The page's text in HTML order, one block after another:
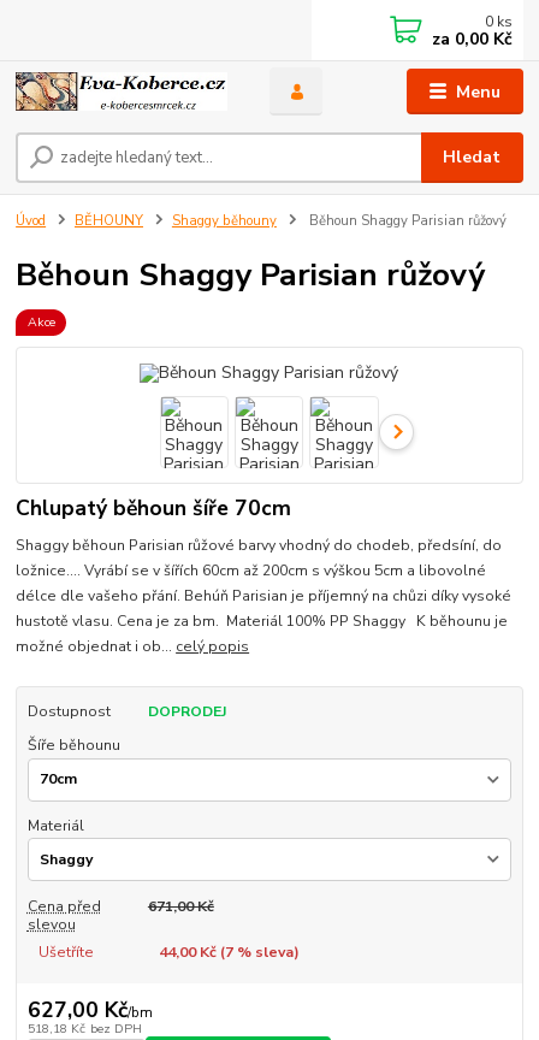
Menu
Hledat
0 ks
za 0,00 Kč
Úvod BĚHOUNY Shaggy běhouny Běhoun Shaggy Parisian růžový
Běhoun Shaggy Parisian růžový
Akce
Chlupatý běhoun šíře 70cm
Shaggy běhoun Parisian růžové barvy vhodný do chodeb, předsíní, do
ložnice.... Vyrábí se v šířích 60cm až 200cm s výškou 5cm a libovolné
délce dle vašeho přání. Behúň Parisian je příjemný na chůzi díky vysoké
hustotě vlasu. Cena je za bm. Materiál 100% PP Shaggy K běhounu je
možné objednat i ob... celý popis
Dostupnost
DOPRODEJ
Šíře běhounu
Materiál
Cena před
slevou
671,00 Kč
Ušetříte 44,00 Kč (7% sleva)
627,00 Kč/bm
518,18 Kč bez DPH